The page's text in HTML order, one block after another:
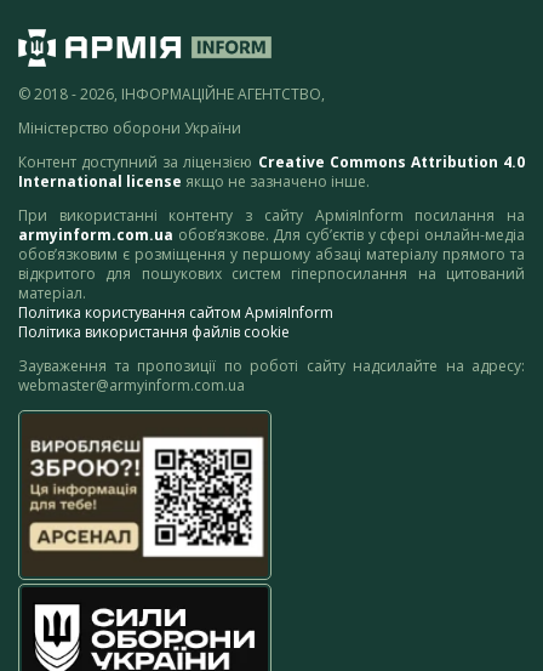
© 2018 - 2026, ІНФОРМАЦІЙНЕ АГЕНТСТВО,
Міністерство оборони України
Контент доступний за ліцензією Creative Commons Attribution 4.0
International license якщо не зазначено інше.
При використанні контенту з сайту АрміяInform посилання на
armyinform.com.ua обов’язкове. Для суб’єктів у сфері онлайн-медіа
обов’язковим є розміщення у першому абзаці матеріалу прямого та
відкритого для пошукових систем гіперпосилання на цитований
матеріал.
Політика користування сайтом АрміяInform
Політика використання файлів cookie
Зауваження та пропозиції по роботі сайту надсилайте на адресу:
webmaster@armyinform.com.ua